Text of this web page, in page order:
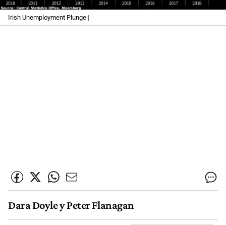
Irish Unemployment Plunge |
Dara Doyle y Peter Flanagan